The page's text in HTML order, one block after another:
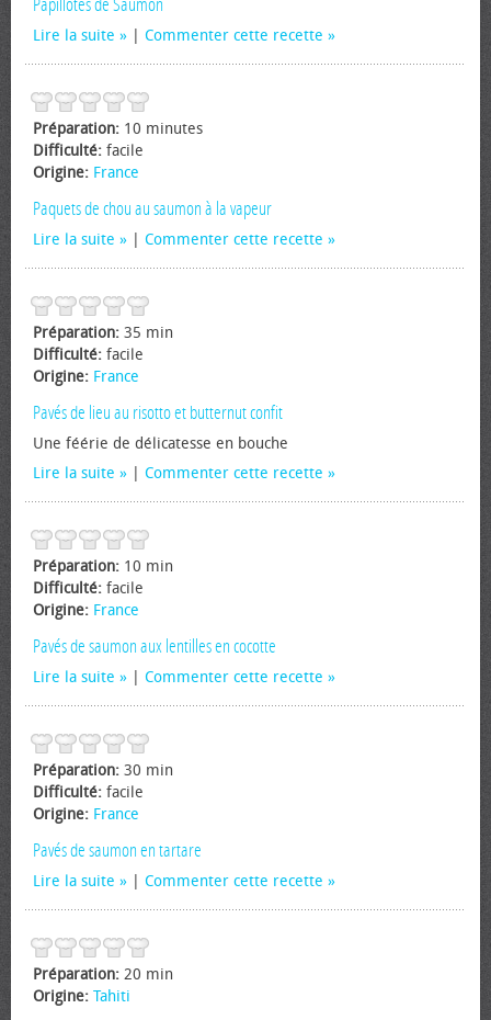
Papillotes de Saumon
Lire la suite Commenter cette recette
Préparation: 10 minutes
Difficulté: facile
Origine: France
Paquets de chou au saumon à la vapeur
Lire la suite Commenter cette recette
Préparation: 35 min
Difficulté: facile
Origine: France
Pavés de lieu au risotto et butternut confit
Une féérie de délicatesse en bouche
Lire la suite
Commenter cette recette
Préparation: 10 min
Difficulté: facile
Origine: France
Pavés de saumon aux lentilles en cocotte
Lire la suite Commenter cette recette
Préparation: 30 min
Difficulté: facile
Origine: France
Pavés de saumon en tartare
Lire la suite Commenter cette recette
Préparation: 20 min
Origine: Tahiti